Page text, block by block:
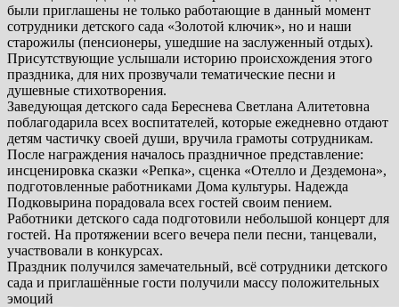
были приглашены не только работающие в данный момент
сотрудники детского сада «Золотой ключик», но и наши
старожилы (пенсионеры, ушедшие на заслуженный отдых).
Присутствующие услышали историю происхождения этого
праздника, для них прозвучали тематические песни и
душевные стихотворения.
Заведующая детского сада Береснева Светлана Алитетовна
поблагодарила всех воспитателей, которые ежедневно отдают
детям частичку своей души, вручила грамоты сотрудникам.
После награждения началось праздничное представление:
инсценировка сказки «Репка», сценка «Отелло и Дездемона»,
подготовленные работниками Дома культуры. Надежда
Подковырина порадовала всех гостей своим пением.
Работники детского сада подготовили небольшой концерт для
гостей. На протяжении всего вечера пели песни, танцевали,
участвовали в конкурсах.
Праздник получился замечательный, всё сотрудники детского
сада и приглашённые гости получили массу положительных
эмоций